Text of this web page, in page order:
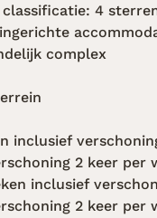
4
complex
inclusief
2 keer per
inclusief
2 keer per